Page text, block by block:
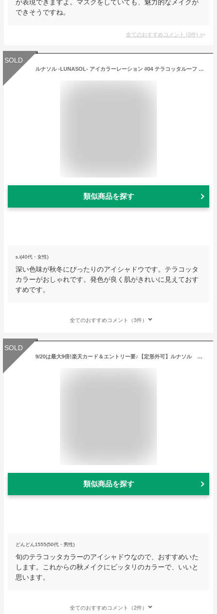
が表現できますよ。マスクをしていても、魅力的なメイクが
できそうですね。
全てのおすすめコメント (3件) >
SOLD
ルナソル -LUNASOL- アイカラーレーション #04 テラコッタルーフ [アイシャドウ]：【メール便対応】アイシャドウ パレット 百貨店 デパコス ブランドコスメ 誕生日プレゼント メイクアップ
類似商品を探す
s.i(40代・女性)
深い色味が秋冬にぴったりのアイシャドウです。テラコッタ
カラーがおしゃれです。発色が良く肌がきれいに見えておす
すめです。
全てのおすすめコメント（3件）
SOLD
9/20は最大9倍!楽天カード＆エントリー要♪【定形外可】ルナソル アイカラーレーション ＃04 Terracotta Roof(4973167865811)
類似商品を探す
どんどん1555(50代・男性)
旬のテラコッタカラーのアイシャドウなので、おすすめいた
します。これからの秋メイクにピッタリのカラーで、いいと
思います。
全てのおすすめコメント（2件）